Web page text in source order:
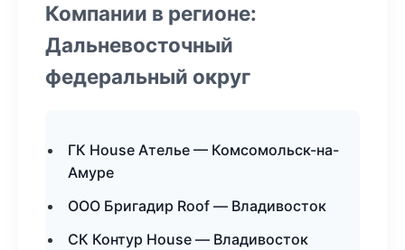
Компании в регионе:
Дальневосточный
федеральный округ
ГК House Ателье — Комсомольск-на-
Амуре
ООО Бригадир Roof — Владивосток
СК Контур House — Владивосток